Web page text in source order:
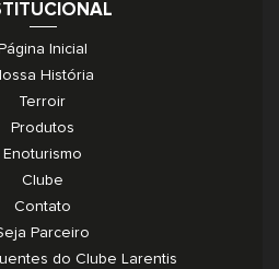
Página Inicial
História
Terroir
Produtos
Enoturismo
Clube
Contato
Parceiro
do Clube Larentis